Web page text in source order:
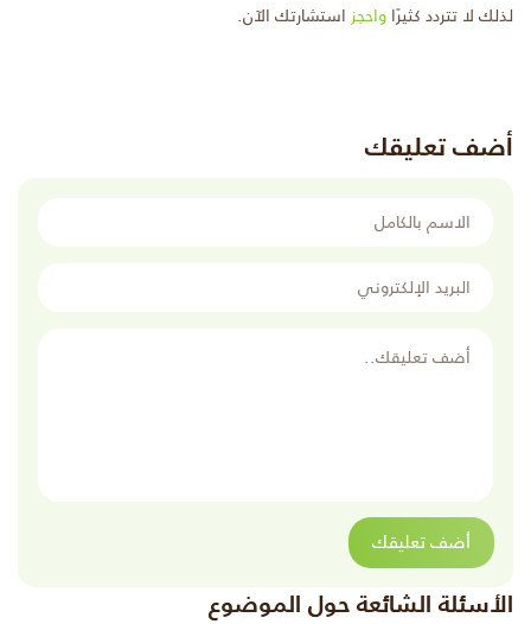
لذلك لا تتردد كثيرًا واحجز استشارتك الآن.
أضف تعليقك
أضف تعليقك
الأسئلة الشائعة حول الموضوع